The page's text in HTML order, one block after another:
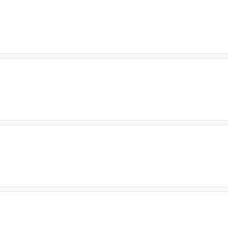
\text{I:} & 4 + y & = & x \\ \text{II:} &
\text{I:} & -y & = & 2x \\ \text{II:} & 6 +
\text{I:} & 3y & = & 2x - 3 \\ \text{II:}
\text{I:} & 6x - 1 & = & 3y - 4 \\